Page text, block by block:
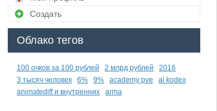
Создать
Облако тегов
100 очков за 100 рублей 2 млрд рублей
2016
3 тысяч человек
6% 9% academy pve
ai kodex
animatediff и внутренних
arma